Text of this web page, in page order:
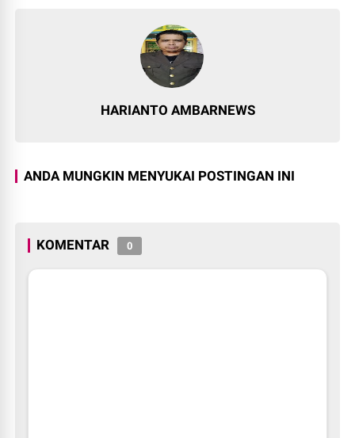
HARIANTO AMBARNEWS
ANDA MUNGKIN MENYUKAI POSTINGAN INI
KOMENTAR 0